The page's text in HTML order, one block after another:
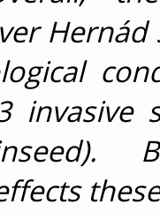
invasive